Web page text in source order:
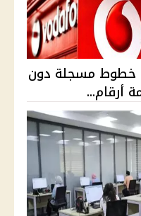
خطوط مسجلة دون
أرقام...